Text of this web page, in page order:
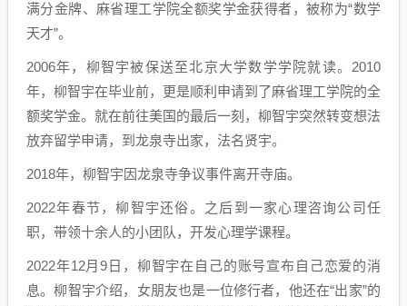
满分金牌、麻省理工学院全额奖学金获得者，被称为“数学
天才”。
2006年，柳智宇被保送至北京大学数学学院就读。2010
年，柳智宇在毕业前，更是顺利申请到了麻省理工学院的全
额奖学金。就在前往美国的最后一刻，柳智宇突然转变想法
放弃留学申请，到龙泉寺出家，法名贤宇。
2018年，柳智宇因龙泉寺争议事件离开寺庙。
2022年春节，柳智宇还俗。之后到一家心理咨询公司任
职，带领十余人的小团队，开发心理学课程。
2022年12月9日，柳智宇在自己的账号宣布自己恋爱的消
息。柳智宇介绍，女朋友也是一位修行者，他还在“出家”的